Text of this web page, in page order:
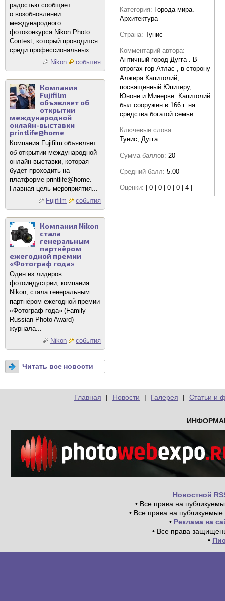
радостью сообщает
о возобновлении
международного
фотоконкурса Nikon Photo
Contest, который проводится
среди профессиональных...
Nikon
события
Компания
Fujifilm
объявляет об
открытии
международной
онлайн-выставки
printlife@home
Компания Fujifilm объявляет
об открытии международной
онлайн-выставки, которая
будет проходить на
платформе printlife@home.
Главная цель мероприятия...
Fujifilm
события
Компания Nikon
стала
генеральным
партнёром
ежегодной премии
«Фотограф года»
Один из лидеров
фотоиндустрии, компания
Nikon, стала генеральным
партнёром ежегодной премии
«Фотограф года» (Family
Russian Photo Award)
журнала...
Nikon
события
Читать все новости
Категория: Города мира.
Архитектура
Страна: Тунис
Комментарий автора:
Античный город Дугга . В
отрогах гор Атлас , в сторону
Алжира.Капитолий,
посвященный Юпитеру,
Юноне и Минерве. Капитолий
был сооружен в 166 г. на
средства богатой семьи.
Ключевые слова:
Тунис, Дугга.
Сумма баллов: 20
Средний балл: 5.00
Оценки: | 0 | 0 | 0 | 0 | 4 |
Главная | Новости | Галерея | Статьи и
Новостной
• Все права на
• Все права на
• Реклама на
• Все права
•